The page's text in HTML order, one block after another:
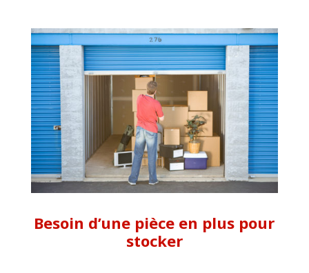
Besoin d’une pièce en plus pour
stocker